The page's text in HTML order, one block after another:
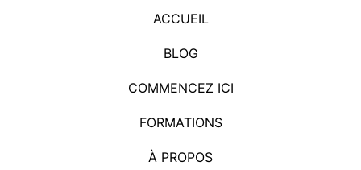
ACCUEIL
BLOG
COMMENCEZ ICI
FORMATIONS
À PROPOS